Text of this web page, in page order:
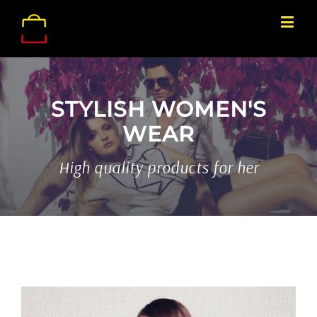
STYLISH WOMEN'S
WEAR
High quality products for her